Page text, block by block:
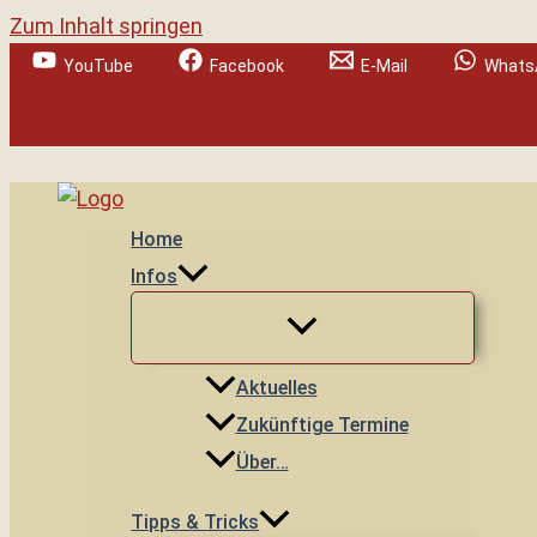
Zum Inhalt springen
YouTube Facebook E-Mail
Home
Infos
Aktuelles
Zukünftige Termine
Über…
Tipps & Tricks